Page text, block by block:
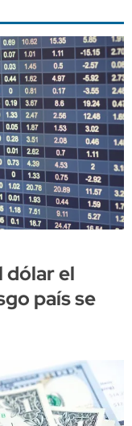
dólar el
país se